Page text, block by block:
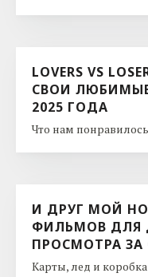
LOVERS VS
СВОИ
2025 ГОДА
Что нам
И ДРУГ МОЙ
ФИЛЬМОВ ДЛЯ
ПРОСМОТРА ЗА
Карты, лед и коробка